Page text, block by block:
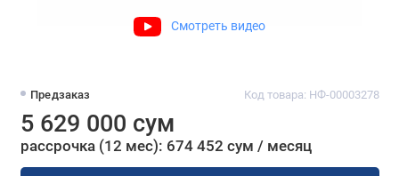
Смотреть видео
Предзаказ Код товара: НФ-00003278
5 629 000 сум
рассрочка (12 мес): 674 452 сум / месяц